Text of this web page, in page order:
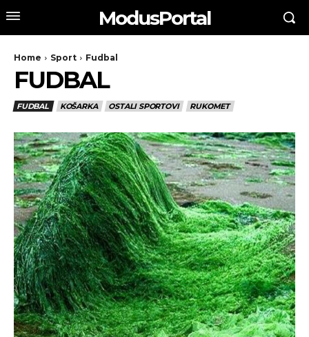
ModusPortal
Home Sport Fudbal
FUDBAL
FUDBAL KOŠARKA OSTALI SPORTOVI RUKOMET